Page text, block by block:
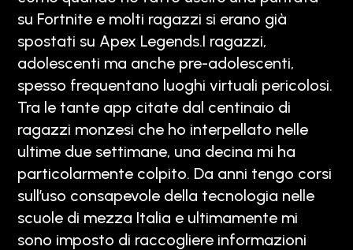
su Fortnite e molti ragazzi si erano già
spostati su Apex Legends.I ragazzi,
adolescenti ma anche pre-adolescenti,
spesso frequentano luoghi virtuali pericolosi.
Tra le tante app citate dal centinaio di
ragazzi monzesi che ho interpellato nelle
ultime due settimane, una decina mi ha
particolarmente colpito. Da anni tengo corsi
sull’uso consapevole della tecnologia nelle
scuole di mezza Italia e ultimamente mi
sono imposto di raccogliere informazioni